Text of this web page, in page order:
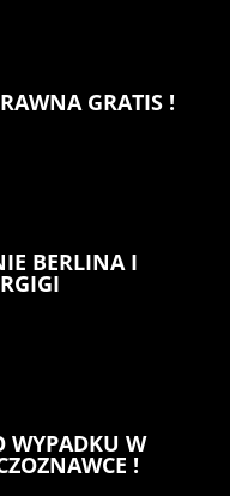
GRATIS !
BERLINA I
WYPADKU W
!